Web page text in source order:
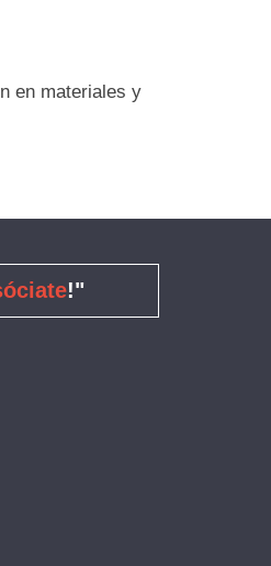
en materiales y
!"